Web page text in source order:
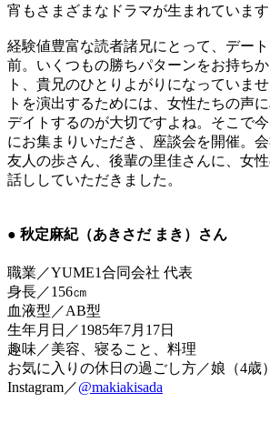
宵もさまざまなドラマが生まれています
経験値豊富な読者諸兄にとって、デー
前。いくつもの勝ちパターンをお持ち
ト、貴兄のひとりよがりになっていま
トを演出するためには、女性たちの声
デイトするのが大切ですよね。そこで
にお集まりいただき、座談会を開催。
友人の歩さん、後輩の里佳さんに、女
話ししていただきました。
● 秋定麻紀（あきさだ まき）さん
職業／YUME1合同会社 代表
身長／156㎝
血液型／AB型
生年月日／1985年7月17日
趣味／美容、寝ること、料理
お気に入りの休日の過ごし方／娘（4歳
Instagram／@makiakisada